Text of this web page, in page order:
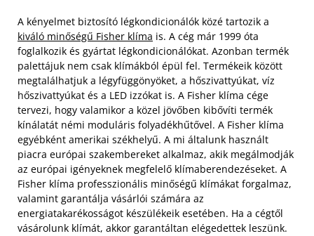
A kényelmet biztosító légkondicionálók közé tartozik a
kiváló minőségű Fisher klíma is. A cég már 1999 óta
foglalkozik és gyártat légkondicionálókat. Azonban termék
palettájuk nem csak klímákból épül fel. Termékeik között
megtalálhatjuk a légyfüggönyöket, a hőszivattyúkat, víz
hőszivattyúkat és a LED izzókat is. A Fisher klíma cége
tervezi, hogy valamikor a közel jövőben kibővíti termék
kínálatát némi moduláris folyadékhűtővel. A Fisher klíma
egyébként amerikai székhelyű. A mi általunk használt
piacra európai szakembereket alkalmaz, akik megálmodják
az európai igényeknek megfelelő klímaberendezéseket. A
Fisher klíma professzionális minőségű klímákat forgalmaz,
valamint garantálja vásárlói számára az
energiatakarékosságot készülékeik esetében. Ha a cégtől
vásárolunk klímát, akkor garantáltan elégedettek leszünk.